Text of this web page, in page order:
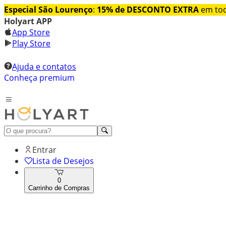
Especial São Lourenço: 15% de DESCONTO EXTRA em
Holyart APP
App Store
Play Store
Ajuda e contatos
Conheça premium
Entrar
Lista de Desejos
0
Carrinho de Compras